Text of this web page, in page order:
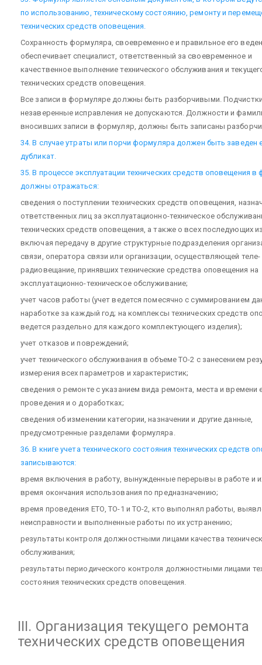
по использованию, техническому состоянию, ремонту и
технических средств оповещения.
Сохранность формуляра, своевременное и правильное его
обеспечивает специалист, ответственный за своевременное и
качественное выполнение технического обслуживания и
технических средств оповещения.
Все записи в формуляре должны быть разборчивыми.
незаверенные исправления не допускаются. Должности и
вносивших записи в формуляр, должны быть записаны
34. В случае утраты или порчи формуляра должен быть заведен
дубликат.
35. В процессе эксплуатации технических средств оповещения
должны отражаться:
сведения о поступлении технических средств оповещения,
ответственных лиц за эксплуатационно-техническое
технических средств оповещения, а также о всех последующих
включая передачу в другие структурные подразделения
связи, оператора связи или организации, осуществляющей теле-
радиовещание, принявших технические средства оповещения на
эксплуатационно-техническое обслуживание;
учет часов работы (учет ведется помесячно с суммированием
наработке за каждый год; на комплексы технических средств
ведется раздельно для каждого комплектующего изделия);
учет отказов и повреждений;
учет технического обслуживания в объеме ТО-2 с занесением
измерения всех параметров и характеристик;
сведения о ремонте с указанием вида ремонта, места и времени
проведения и о доработках;
сведения об изменении категории, назначении и другие данные,
предусмотренные разделами формуляра.
36. В книге учета технического состояния технических средств
записываются:
время включения в работу, вынужденные перерывы в работе и
время окончания использования по предназначению;
время проведения ЕТО, ТО-1 и ТО-2, кто выполнял работы,
неисправности и выполненные работы по их устранению;
результаты контроля должностными лицами качества
обслуживания;
результаты периодического контроля должностными лицами
состояния технических средств оповещения.
III. Организация текущего ремонта
технических средств оповещения